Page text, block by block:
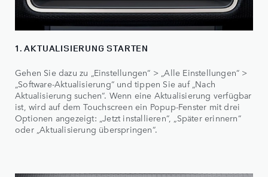
1. AKTUALISIERUNG STARTEN
Gehen Sie dazu zu „Einstellungen“ > „Alle Einstellungen“ >
„Software-Aktualisierung“ und tippen Sie auf „Nach
Aktualisierung suchen“. Wenn eine Aktualisierung verfügbar
ist, wird auf dem Touchscreen ein Popup-Fenster mit drei
Optionen angezeigt: „Jetzt installieren“, „Später erinnern“
oder „Aktualisierung überspringen“.